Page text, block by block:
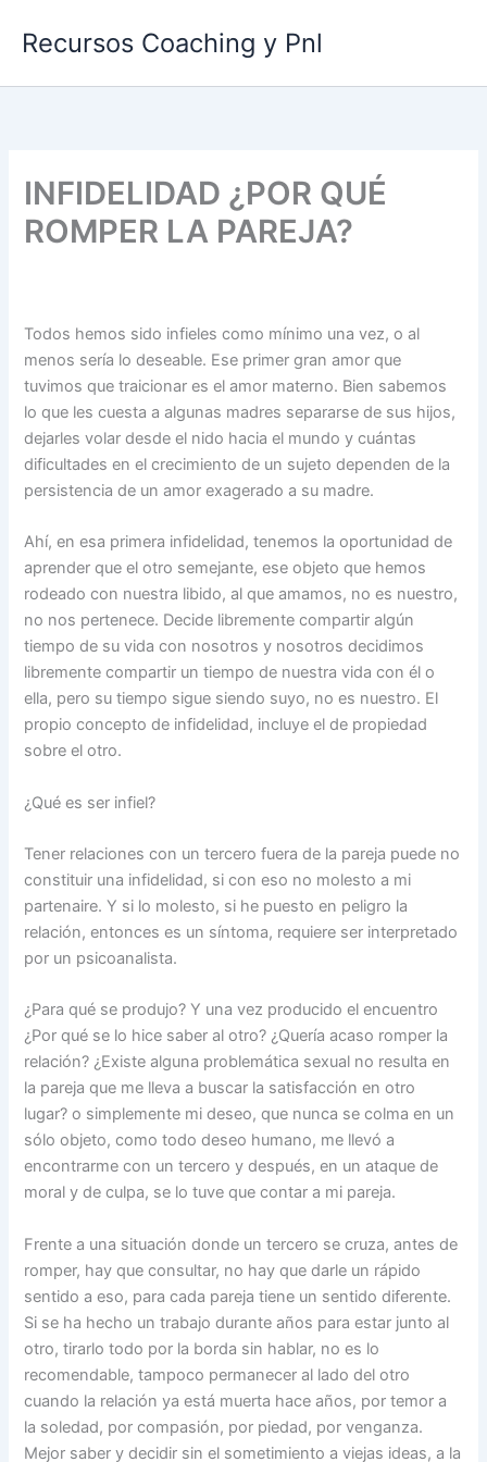
Recursos Coaching y Pnl
INFIDELIDAD ¿POR QUÉ
ROMPER LA PAREJA?
Todos hemos sido infieles como mínimo una vez, o al
menos sería lo deseable. Ese primer gran amor que
tuvimos que traicionar es el amor materno. Bien sabemos
lo que les cuesta a algunas madres separarse de sus hijos,
dejarles volar desde el nido hacia el mundo y cuántas
dificultades en el crecimiento de un sujeto dependen de la
persistencia de un amor exagerado a su madre.
Ahí, en esa primera infidelidad, tenemos la oportunidad de
aprender que el otro semejante, ese objeto que hemos
rodeado con nuestra libido, al que amamos, no es nuestro,
no nos pertenece. Decide libremente compartir algún
tiempo de su vida con nosotros y nosotros decidimos
libremente compartir un tiempo de nuestra vida con él o
ella, pero su tiempo sigue siendo suyo, no es nuestro. El
propio concepto de infidelidad, incluye el de propiedad
sobre el otro.
¿Qué es ser infiel?
Tener relaciones con un tercero fuera de la pareja puede no
constituir una infidelidad, si con eso no molesto a mi
partenaire. Y si lo molesto, si he puesto en peligro la
relación, entonces es un síntoma, requiere ser interpretado
por un psicoanalista.
¿Para qué se produjo? Y una vez producido el encuentro
¿Por qué se lo hice saber al otro? ¿Quería acaso romper la
relación? ¿Existe alguna problemática sexual no resulta en
la pareja que me lleva a buscar la satisfacción en otro
lugar? o simplemente mi deseo, que nunca se colma en un
sólo objeto, como todo deseo humano, me llevó a
encontrarme con un tercero y después, en un ataque de
moral y de culpa, se lo tuve que contar a mi pareja.
Frente a una situación donde un tercero se cruza, antes de
romper, hay que consultar, no hay que darle un rápido
sentido a eso, para cada pareja tiene un sentido diferente.
Si se ha hecho un trabajo durante años para estar junto al
otro, tirarlo todo por la borda sin hablar, no es lo
recomendable, tampoco permanecer al lado del otro
cuando la relación ya está muerta hace años, por temor a
la soledad, por compasión, por piedad, por venganza.
Mejor saber y decidir sin el sometimiento a viejas ideas, a la